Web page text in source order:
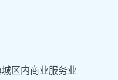
区内商业服务业